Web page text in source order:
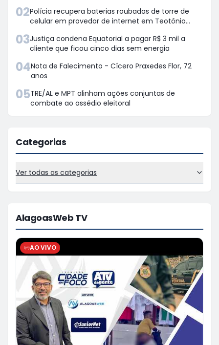
02Polícia recupera baterias roubadas de torre de
celular em provedor de internet em Teotônio
03Justiça condena Equatorial a pagar R$ 3 mil a
cliente que ficou cinco dias sem energia
04Nota de Falecimento - Cícero Praxedes Flor, 72
anos
05TRE/AL e MPT alinham ações conjuntas de
combate ao assédio eleitoral
Categorias
Ver todas as categorias
AlagoasWeb TV
AO VIVO